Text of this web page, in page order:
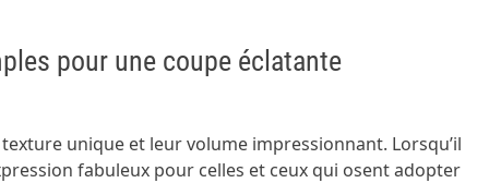
pour une coupe éclatante
unique et leur volume impressionnant. Lorsqu’il
fabuleux pour celles et ceux qui osent adopter